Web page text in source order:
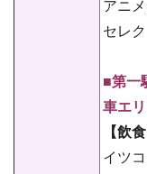
アニ
セレ
■第一
車エ
【飲食
イツ